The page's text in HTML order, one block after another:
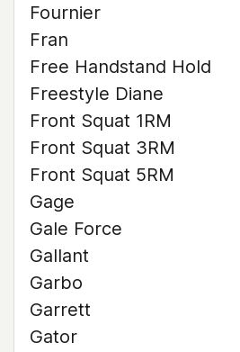
Fournier
Fran
Free Handstand Hold
Freestyle Diane
Front Squat 1RM
Front Squat 3RM
Front Squat 5RM
Gage
Gale Force
Gallant
Garbo
Garrett
Gator